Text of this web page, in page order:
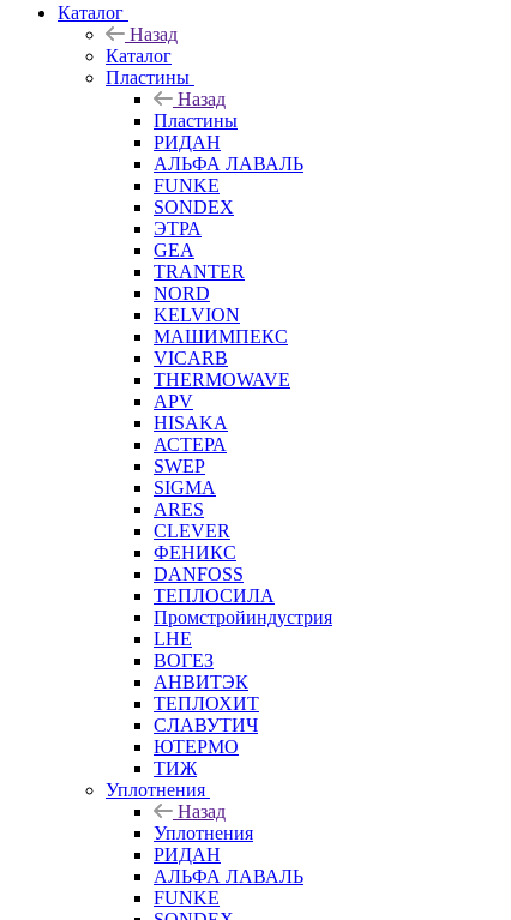
Каталог
Назад
Каталог
Пластины
Назад
Пластины
РИДАН
АЛЬФА ЛАВАЛЬ
FUNKE
SONDEX
ЭТРА
GEA
TRANTER
NORD
KELVION
МАШИМПЕКС
VICARB
THERMOWAVE
APV
HISAKA
АСТЕРА
SWEP
SIGMA
ARES
CLEVER
ФЕНИКС
DANFOSS
ТЕПЛОСИЛА
Промстройиндустрия
LHE
ВОГЕЗ
АНВИТЭК
ТЕПЛОХИТ
СЛАВУТИЧ
ЮТЕРМО
ТИЖ
Уплотнения
Назад
Уплотнения
РИДАН
АЛЬФА ЛАВАЛЬ
FUNKE